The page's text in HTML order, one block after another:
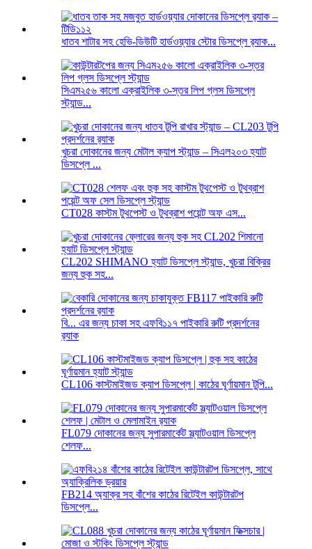
ধাতব শাটার সহ হেভি-ডিউটি ​​হার্ডওয়্যার স্টোর ডিসপ্লে র‍্যাক...
সিএম২৫৬ কালো এক্রাইলিক ৩-স্তর লিপ গ্লস ডিসপ্লে
স্ট্যান্ড...
খুচরা দোকানের জন্য মেটাল ক্যাপ স্ট্যান্ড – সিএল২০৩ হ্যাট
ডিসপ্লে ...
CT028 কাস্টম টুথপেস্ট ও টুথব্রাশ পয়েন্ট অফ এস...
CL202 SHIMANO হ্যাট ডিসপ্লে স্ট্যান্ড, খুচরা বিক্রির
জন্য হুক সহ...
বি... এর জন্য চাকা সহ এফবি১১৭ পাইকারি রুটি প্রদর্শনের
র‍্যাক
CL106 কাস্টমাইজড ক্যাপ ডিসপ্লে | কাঠের ঘূর্ণায়মান টুপি...
FL079 দোকানের জন্য সুপারমার্কেট স্ল্যাটওয়াল ডিসপ্লে
শেলফ...
FB214 অ্যাক্র সহ বাঁশের কাঠের রিটেইল কাউন্টারটপ
ডিসপ্লে...